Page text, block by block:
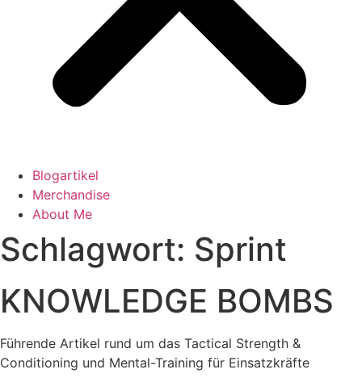
Blogartikel
Merchandise
About Me
Schlagwort: Sprint
KNOWLEDGE BOMBS
Führende Artikel rund um das Tactical Strength &
Conditioning und Mental-Training für Einsatzkräfte